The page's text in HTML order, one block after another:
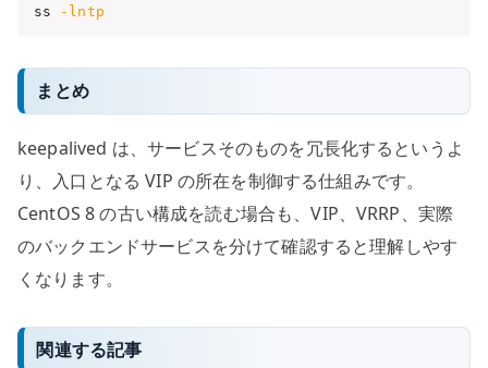
ss
-lntp
まとめ
keepalived は、サービスそのものを冗長化するというよ
り、入口となる VIP の所在を制御する仕組みです。
CentOS 8 の古い構成を読む場合も、VIP、VRRP、実際
のバックエンドサービスを分けて確認すると理解しやす
くなります。
関連する記事